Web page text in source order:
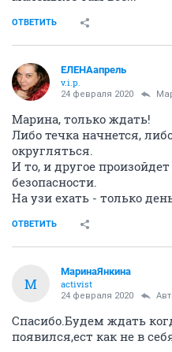
ОТВЕТИТЬ
ЕЛЕНАапрель
v.i.p.
24 февраля 2020
Марина, только ждать!
Либо течка начнется,
округляться.
И то, и другое
безопасности.
На узи ехать - только
ОТВЕТИТЬ
М
МаринаЯнкина
activist
24 февраля 2020
Спасибо.Будем ждать
появился,ест как не в